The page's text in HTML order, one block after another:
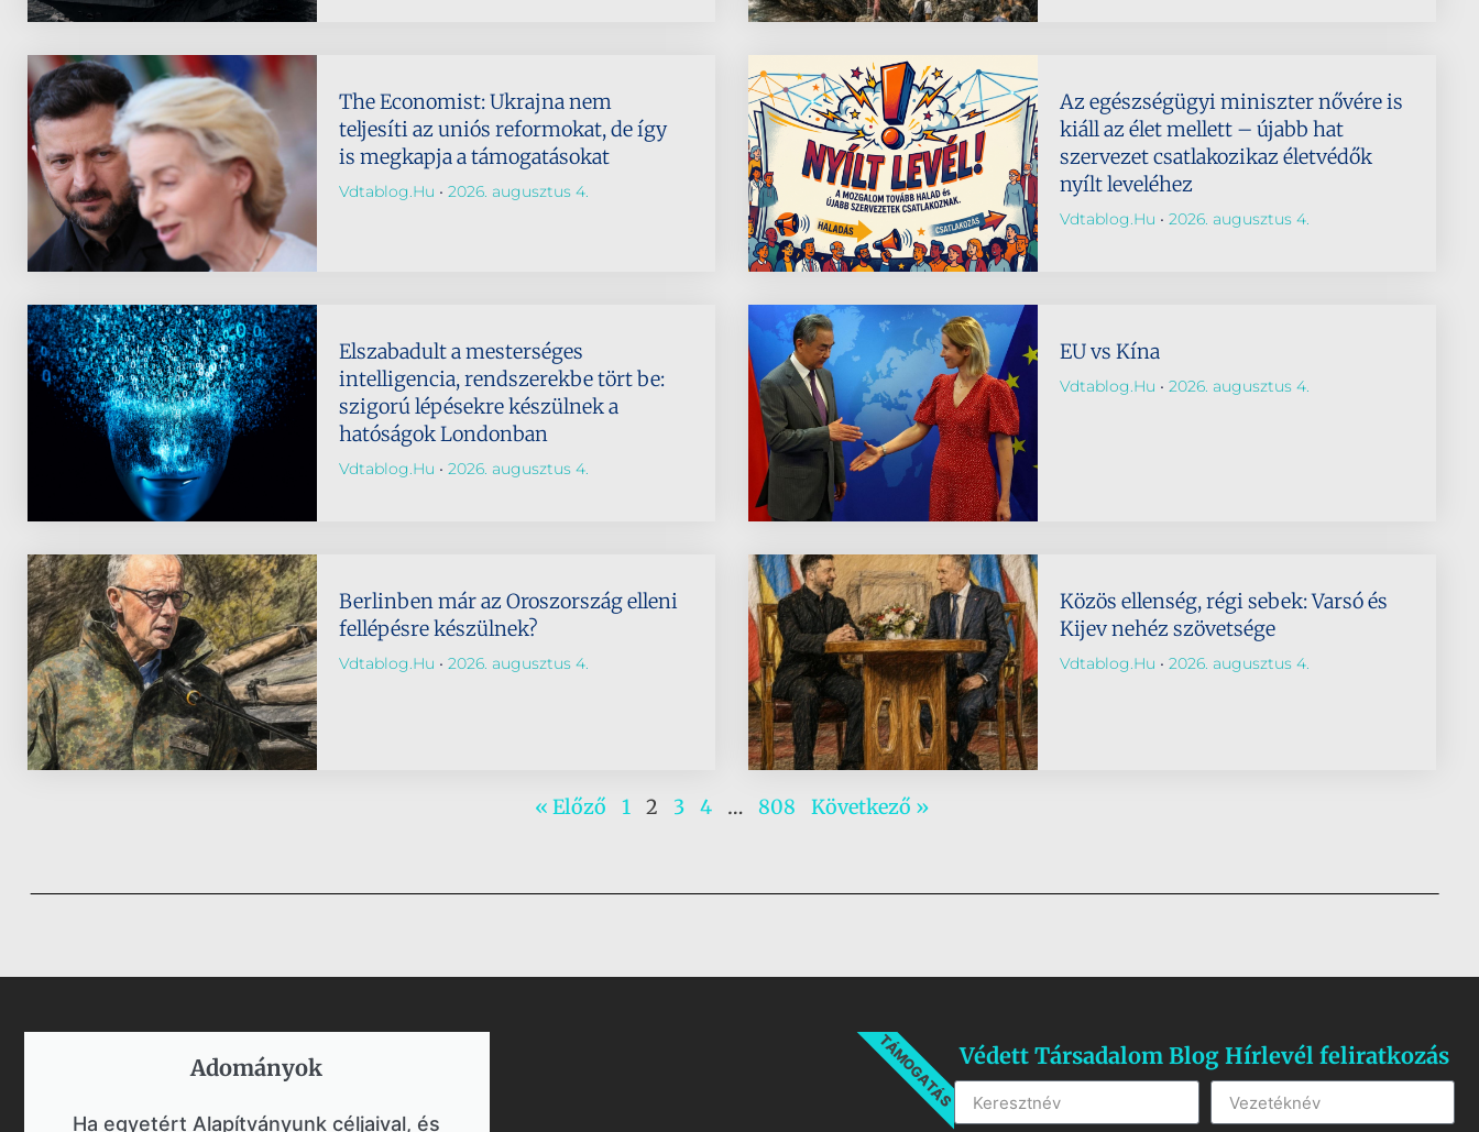
The Economist: Ukrajna nem
teljesíti az uniós reformokat, de így
is megkapja a támogatásokat
Vdtablog.hu 2026. augusztus 4.
Az egészségügyi miniszter nővére is
kiáll az élet mellett – újabb hat
szervezet csatlakozikaz életvédők
nyílt leveléhez
Vdtablog.hu 2026. augusztus 4.
Elszabadult a mesterséges
intelligencia, rendszerekbe tört be:
szigorú lépésekre készülnek a
hatóságok Londonban
Vdtablog.hu 2026. augusztus 4.
EU vs Kína
Vdtablog.hu 2026. augusztus 4.
Berlinben már az Oroszország elleni
fellépésre készülnek?
Vdtablog.hu 2026. augusztus 4.
Közös ellenség, régi sebek: Varsó és
Kijev nehéz szövetsége
Vdtablog.hu 2026. augusztus 4.
« Előző 1 2 3 4 … 808 Következő »
Adományok​
Ha egyetért Alapítványunk céljaival, és
TÁMOGATÁSVédett Társadalom Blog Hírlevél feliratkozás